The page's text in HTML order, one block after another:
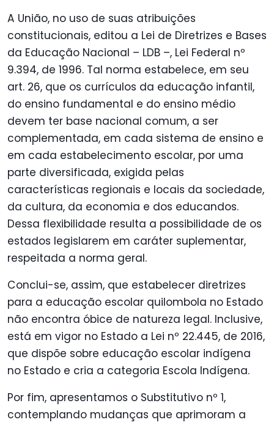
A União, no uso de suas atribuições
constitucionais, editou a Lei de Diretrizes e Bases
da Educação Nacional – LDB –, Lei Federal nº
9.394, de 1996. Tal norma estabelece, em seu
art. 26, que os currículos da educação infantil,
do ensino fundamental e do ensino médio
devem ter base nacional comum, a ser
complementada, em cada sistema de ensino e
em cada estabelecimento escolar, por uma
parte diversificada, exigida pelas
características regionais e locais da sociedade,
da cultura, da economia e dos educandos.
Dessa flexibilidade resulta a possibilidade de os
estados legislarem em caráter suplementar,
respeitada a norma geral.
Conclui-se, assim, que estabelecer diretrizes
para a educação escolar quilombola no Estado
não encontra óbice de natureza legal. Inclusive,
está em vigor no Estado a Lei nº 22.445, de 2016,
que dispõe sobre educação escolar indígena
no Estado e cria a categoria Escola Indígena.
Por fim, apresentamos o Substitutivo nº 1,
contemplando mudanças que aprimoram a